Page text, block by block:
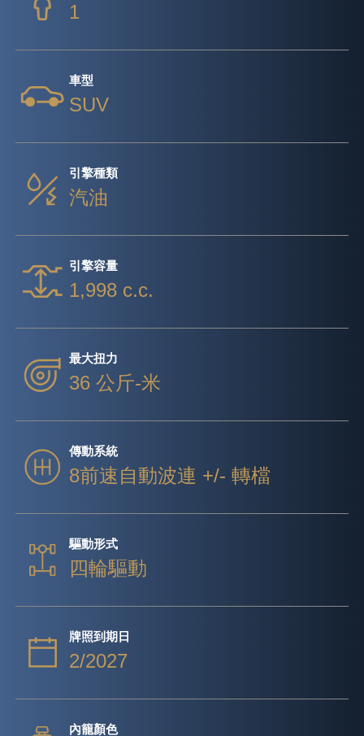
1
車型
SUV
引擎種類
汽油
引擎容量
1,998 c.c.
最大扭力
36 公斤-米
傳動系統
8前速自動波連 +/- 轉檔
驅動形式
四輪驅動
牌照到期日
2/2027
內籠顏色